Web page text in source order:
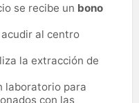
se recibe un bono
al centro
la extracción de
laboratorio para
con las